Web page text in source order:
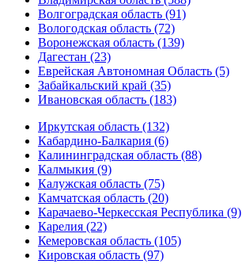
Волгоградская область (91)
Вологодская область (72)
Воронежская область (139)
Дагестан (23)
Еврейская Автономная Область (5)
Забайкальский край (35)
Ивановская область (183)
Иркутская область (132)
Кабардино-Балкария (6)
Калининградская область (88)
Калмыкия (9)
Калужская область (75)
Камчатская область (20)
Карачаево-Черкесская Республика (9)
Карелия (22)
Кемеровская область (105)
Кировская область (97)